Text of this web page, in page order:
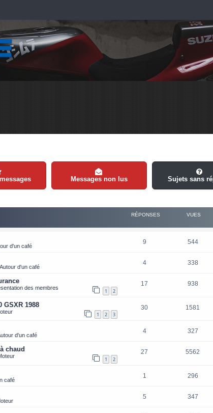
Messages non lus Sujets sans
RÉPONSES VUES
d'un café
9 544
Autour d'un café
4 338
1 2
des membres
17 938
GSXR 1988
1 2 3
30 1581
d'un café
4 327
chaud
1 2
27 5562
café
1 296
5 347